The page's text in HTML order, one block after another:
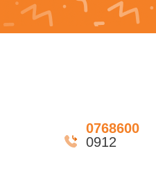
0768600
0912